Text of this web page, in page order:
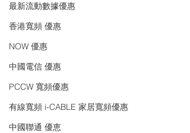
最新流動數據優惠
香港寬頻 優惠
NOW 優惠
中國電信 優惠
PCCW 寬頻優惠
有線寬頻 i-CABLE 家居寬頻優惠
中國聯通 優恵